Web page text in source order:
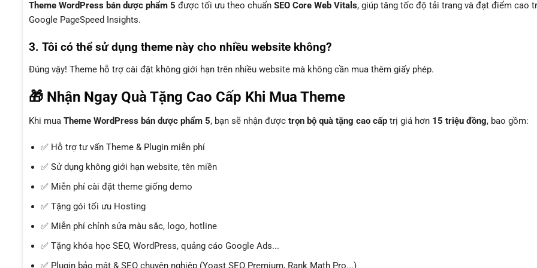
Theme WordPress bán dược phẩm 5 được tối ưu theo chuẩn SEO Core Web Vitals, giúp tăng tốc độ tải trang và đạt điểm cao
Google PageSpeed Insights.
3. Tôi có thể sử dụng theme này cho nhiều website không?
Đúng vậy! Theme hỗ trợ cài đặt không giới hạn trên nhiều website mà không cần mua thêm giấy phép.
🎁 Nhận Ngay Quà Tặng Cao Cấp Khi Mua Theme
Khi mua Theme WordPress bán dược phẩm 5, bạn sẽ nhận được trọn bộ quà tặng cao cấp trị giá hơn 15 triệu đồng, bao gồm:
✅ Hỗ trợ tư vấn Theme & Plugin miễn phí
✅ Sử dụng không giới hạn website, tên miền
✅ Miễn phí cài đặt theme giống demo
✅ Tặng gói tối ưu Hosting
✅ Miễn phí chỉnh sửa màu sắc, logo, hotline
✅ Tặng khóa học SEO, WordPress, quảng cáo Google Ads...
✅ Plugin bảo mật & SEO chuyên nghiệp (Yoast SEO Premium, Rank Math Pro...)